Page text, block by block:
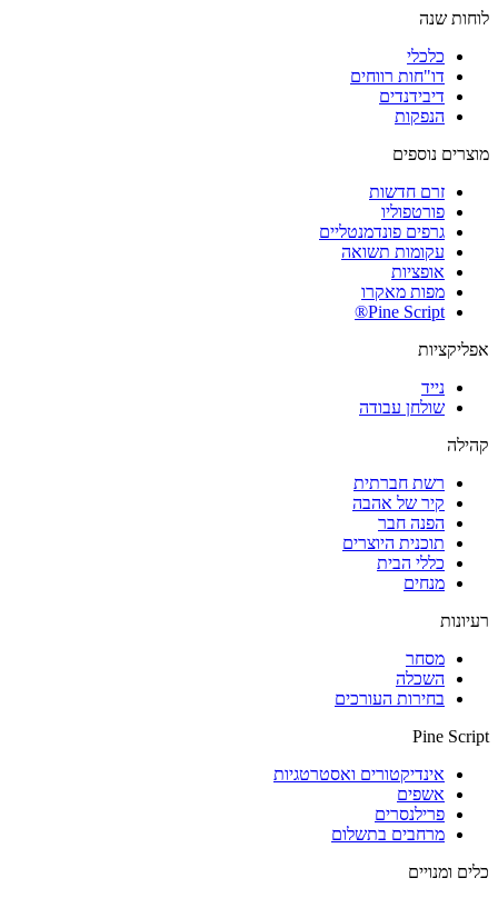
לוחות שנה
כלכלי
דו"חות רווחים
דיבידנדים
הנפקות
מוצרים נוספים
זרם חדשות
פורטפוליו
גרפים פונדמנטליים
עקומות תשואה
אופציות
מפות מאקרו
Pine Script®
אפליקציות
נייד
שולחן עבודה
קהילה
רשת חברתית
קיר של אהבה
הפנה חבר
תוכנית היוצרים
כללי הבית
מנחים
רעיונות
מסחר
השכלה
בחירות העורכים
Pine Script
אינדיקטורים ואסטרטגיות
אשפים
פרילנסרים
מרחבים בתשלום
כלים ומנויים